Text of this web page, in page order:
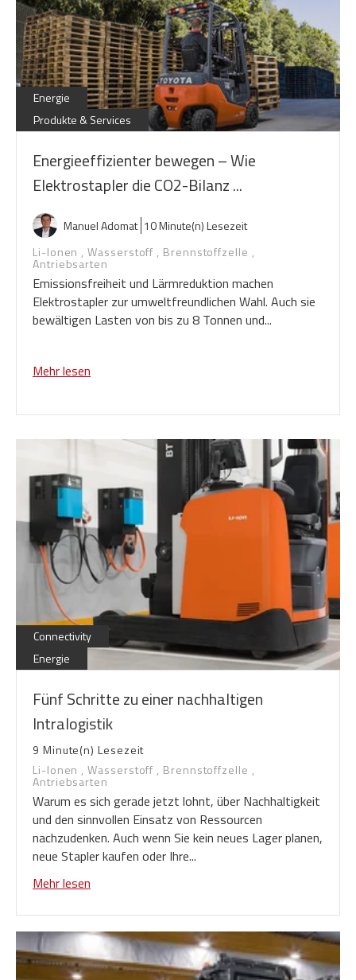
Energie
Produkte & Services
Energieeffizienter bewegen – Wie
Elektrostapler die CO2-Bilanz ...
Manuel Adomat 10 Minute(n) Lesezeit
Li-Ionen ,Wasserstoff , Brennstoffzelle ,
Antriebsarten
Emissionsfreiheit und Lärmreduktion machen
Elektrostapler zur umweltfreundlichen Wahl. Auch sie
bewältigen Lasten von bis zu 8 Tonnen und...
Mehr lesen
Connectivity
Energie
Fünf Schritte zu einer nachhaltigen
Intralogistik
9 Minute(n) Lesezeit
Li-Ionen ,Wasserstoff , Brennstoffzelle ,
Antriebsarten
Warum es sich gerade jetzt lohnt, über Nachhaltigkeit
und den sinnvollen Einsatz von Ressourcen
nachzudenken. Auch wenn Sie kein neues Lager planen,
neue Stapler kaufen oder Ihre...
Mehr lesen